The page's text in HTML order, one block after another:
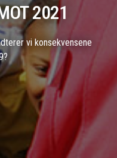
2021
vi konsekvensene